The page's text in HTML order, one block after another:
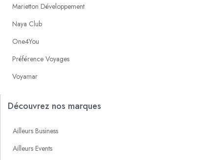
Marietton Développement
Naya Club
One4You
Préférence Voyages
Voyamar
Découvrez nos marques
Ailleurs Business
Ailleurs Events